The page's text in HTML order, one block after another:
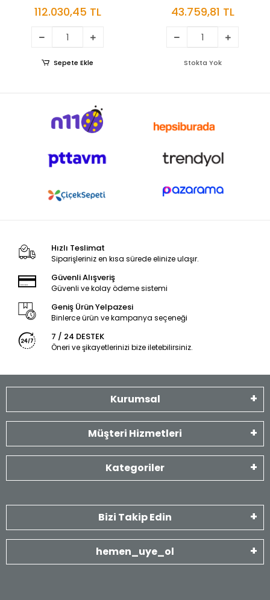
112.030,45 TL
Sepete Ekle
43.759,81 TL
Stokta Yok
Hızlı Teslimat
Siparişleriniz en kısa sürede elinize ulaşır.
Güvenli Alışveriş
Güvenli ve kolay ödeme sistemi
Geniş Ürün Yelpazesi
Binlerce ürün ve kampanya seçeneği
7 / 24 DESTEK
Öneri ve şikayetlerinizi bize iletebilirsiniz.
Kurumsal
Müşteri Hizmetleri
Kategoriler
Bizi Takip Edin
hemen_uye_ol